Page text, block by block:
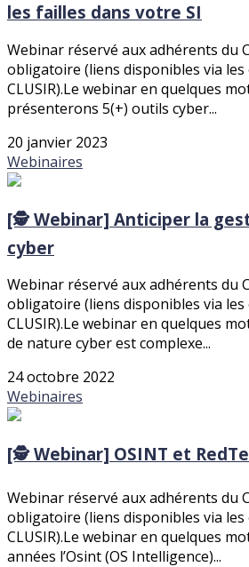
les failles dans votre SI
Webinar réservé aux adhérents du
obligatoire (liens disponibles via
CLUSIR).Le webinar en quelques
présenterons 5(+) outils cyber...
20 janvier 2023
Webinaires
[🕵️ Webinar] Anticiper la
cyber
Webinar réservé aux adhérents du
obligatoire (liens disponibles via
CLUSIR).Le webinar en quelques
de nature cyber est complexe...
24 octobre 2022
Webinaires
[🕵️ Webinar] OSINT et
Webinar réservé aux adhérents du
obligatoire (liens disponibles via
CLUSIR).Le webinar en quelques
années l’Osint (OS Intelligence)...